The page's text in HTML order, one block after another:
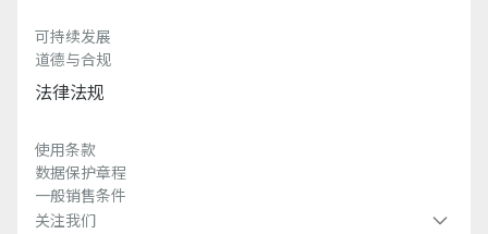
可持续发展
道德与合规
法律法规
使用条款
数据保护章程
一般销售条件
关注我们